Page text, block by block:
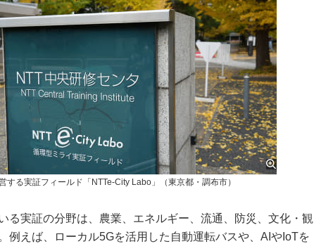
する実証フィールド「NTTe-City Labo」（東京都・調布市）
る実証の分野は、農業、エネルギー、流通、防災、文化・観
例えば、ローカル5Gを活用した自動運転バスや、AIやIoTを